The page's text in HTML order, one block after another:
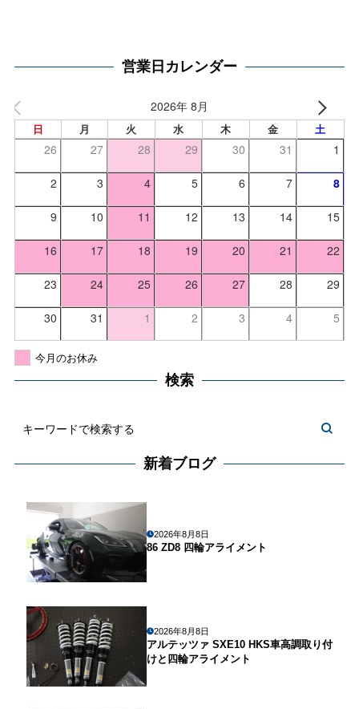
営業日カレンダー
2026年 8月
日 月 火 水 木 金 土
26 27 28 29 30 31 1
2 3 4 5 6 7 8
9 10 11 12 13 14 15
16 17 18 19 20 21 22
23 24 25 26 27 28 29
30 31 1 2 3 4 5
今月のお休み
検索
新着ブログ
2026年8月8日
86 ZD8 四輪アライメント
2026年8月8日
アルテッツァ SXE10 HKS車高調取り付
けと四輪アライメント